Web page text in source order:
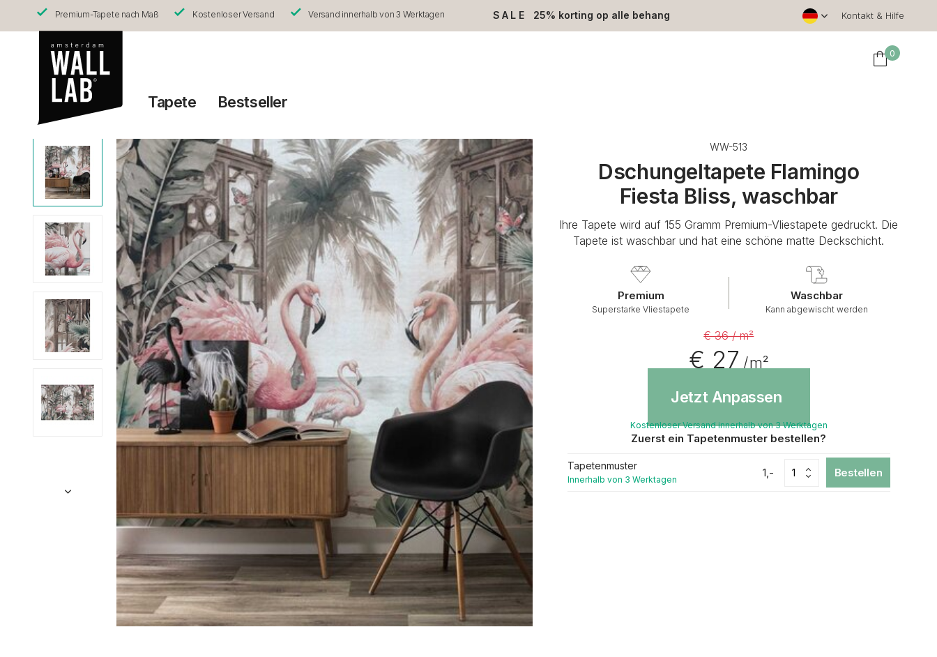
Premium-Tapete nach Maß Kostenloser Versand Versand innerhalb von 3 Werktagen SALE 25% korting op alle behang Kontakt & Hilfe
0
Tapete Bestseller
WW-513
Dschungeltapete Flamingo
Fiesta Bliss, waschbar
Ihre Tapete wird auf 155 Gramm Premium-Vliestapete gedruckt. Die
Tapete ist waschbar und hat eine schöne matte Deckschicht.
Premium
Superstarke Vliestapete
Waschbar
Kann abgewischt werden
€ 36 / m²
€ 27/ m²
Jetzt Anpassen
Kostenloser Versand innerhalb von 3 Werktagen
Zuerst ein Tapetenmuster bestellen?
Tapetenmuster
Innerhalb von 3 Werktagen
1,- Bestellen